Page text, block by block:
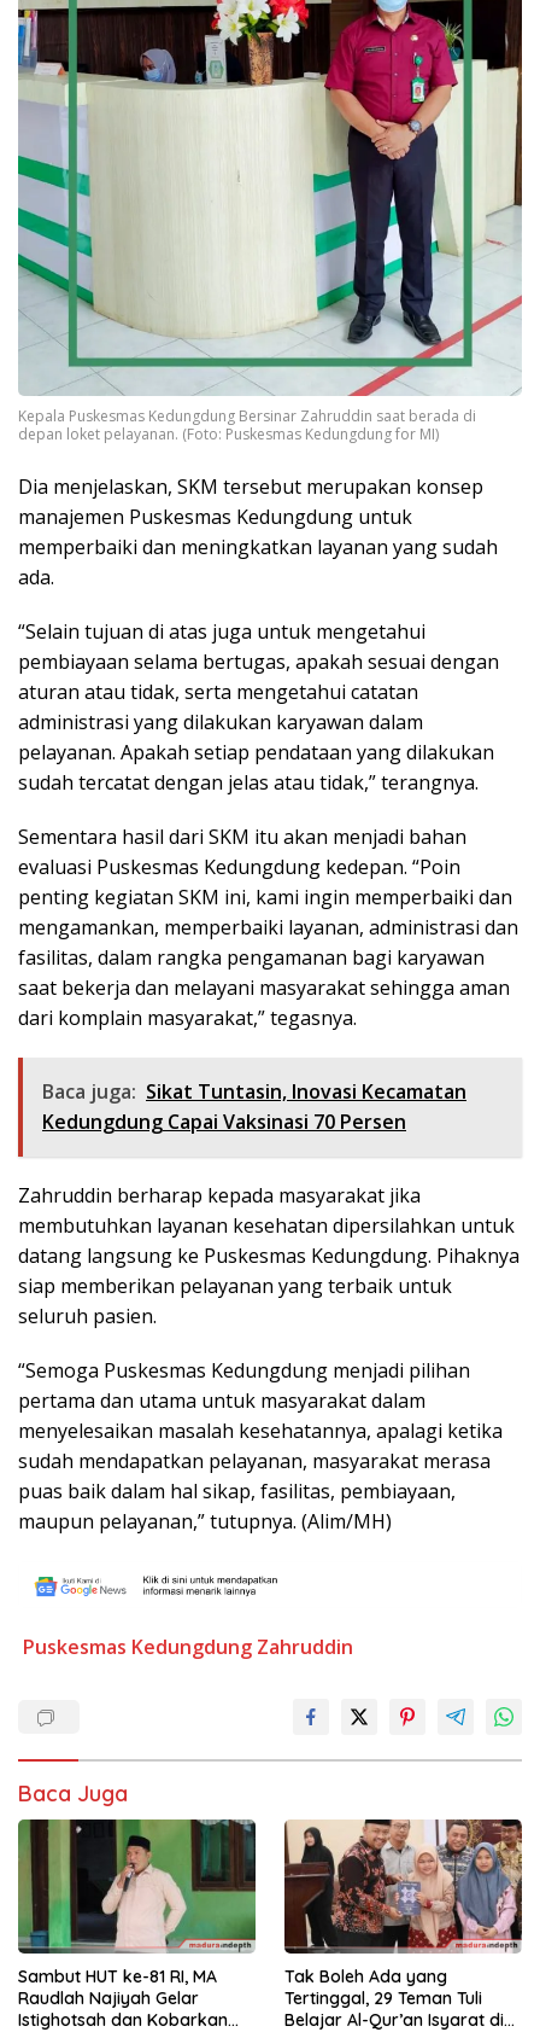
Kepala Puskesmas Kedungdung Bersinar Zahruddin saat berada di
depan loket pelayanan. (Foto: Puskesmas Kedungdung for MI)
Dia menjelaskan, SKM tersebut merupakan konsep
manajemen Puskesmas Kedungdung untuk
memperbaiki dan meningkatkan layanan yang sudah
ada.
“Selain tujuan di atas juga untuk mengetahui
pembiayaan selama bertugas, apakah sesuai dengan
aturan atau tidak, serta mengetahui catatan
administrasi yang dilakukan karyawan dalam
pelayanan. Apakah setiap pendataan yang dilakukan
sudah tercatat dengan jelas atau tidak,” terangnya.
Sementara hasil dari SKM itu akan menjadi bahan
evaluasi Puskesmas Kedungdung kedepan. “Poin
penting kegiatan SKM ini, kami ingin memperbaiki dan
mengamankan, memperbaiki layanan, administrasi dan
fasilitas, dalam rangka pengamanan bagi karyawan
saat bekerja dan melayani masyarakat sehingga aman
dari komplain masyarakat,” tegasnya.
Baca juga: Sikat Tuntasin, Inovasi Kecamatan
Kedungdung Capai Vaksinasi 70 Persen
Zahruddin berharap kepada masyarakat jika
membutuhkan layanan kesehatan dipersilahkan untuk
datang langsung ke Puskesmas Kedungdung. Pihaknya
siap memberikan pelayanan yang terbaik untuk
seluruh pasien.
“Semoga Puskesmas Kedungdung menjadi pilihan
pertama dan utama untuk masyarakat dalam
menyelesaikan masalah kesehatannya, apalagi ketika
sudah mendapatkan pelayanan, masyarakat merasa
puas baik dalam hal sikap, fasilitas, pembiayaan,
maupun pelayanan,” tutupnya. (Alim/MH)
Puskesmas Kedungdung Zahruddin
Baca Juga
Sambut HUT ke-81 RI, MA
Raudlah Najiyah Gelar
Istighotsah dan Kobarkan
Tak Boleh Ada yang
Tertinggal, 29 Teman Tuli
Belajar Al-Qur’an Isyarat di